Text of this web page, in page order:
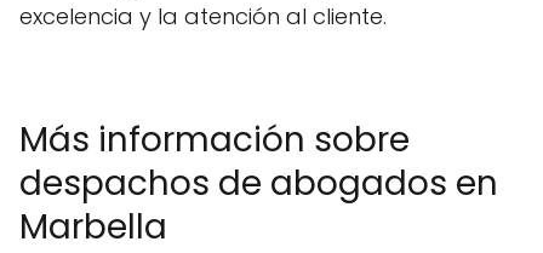
excelencia y la atención al cliente.
Más información sobre
despachos de abogados en
Marbella